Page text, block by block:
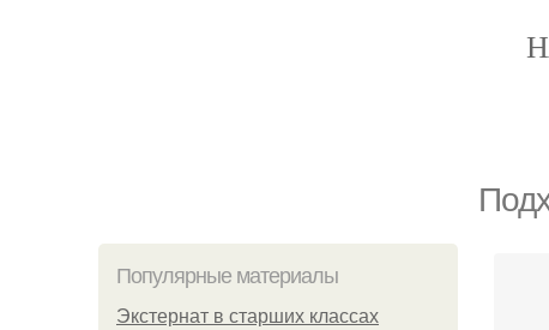
Популярные материалы
Экстернат в старших классах